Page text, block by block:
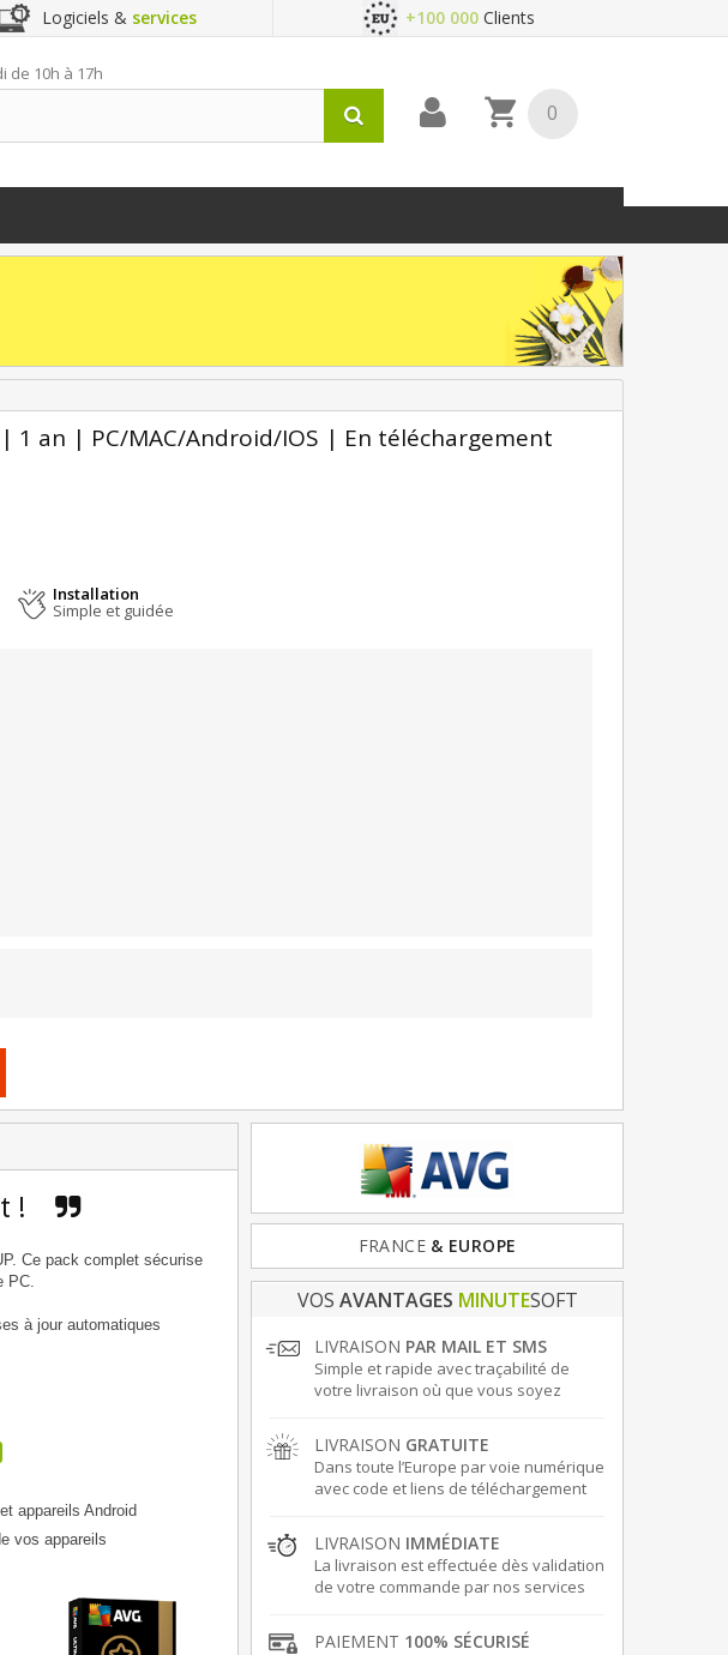
Logiciels & services +100 000Clients
de 10h à 17h
0
1 an | PC/MAC/Android/IOS | En téléchargement
Installation
Simple et guidée
!
Ce pack complet sécurise
PC.
à jour automatiques
appareils Android
vos appareils
LOGICIEL OFFICIEL
FRANCE & EUROPE
VOS AVANTAGES MINUTESOFT
LIVRAISON PAR MAIL ET SMS
Simple et rapide avec traçabilité de
votre livraison où que vous soyez
LIVRAISON GRATUITE
Dans toute l’Europe par voie numérique
avec code et liens de téléchargement
LIVRAISON IMMÉDIATE
La livraison est effectuée dès validation
de votre commande par nos services
PAIEMENT 100% SÉCURISÉ